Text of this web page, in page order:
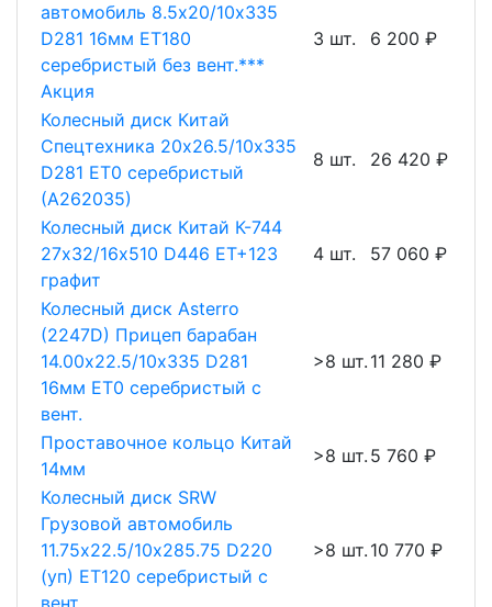
автомобиль 8.5х20/10х335
D281 16мм ET180
серебристый без вент.***
Акция
3 шт. 6 200 ₽
Колесный диск Китай
Спецтехника 20х26.5/10х335
D281 ET0 серебристый
(А262035)
8 шт. 26 420 ₽
Колесный диск Китай К-744
27х32/16х510 D446 ET+123
графит
4 шт. 57 060 ₽
Колесный диск Asterro
(2247D) Прицеп барабан
14.00х22.5/10х335 D281
16мм ET0 серебристый с
вент.
>8 шт. 11 280 ₽
Проставочное кольцо Китай
14мм
>8 шт. 5 760 ₽
Колесный диск SRW
Грузовой автомобиль
11.75х22.5/10х285.75 D220
(уп) ET120 серебристый с
>8 шт. 10 770 ₽